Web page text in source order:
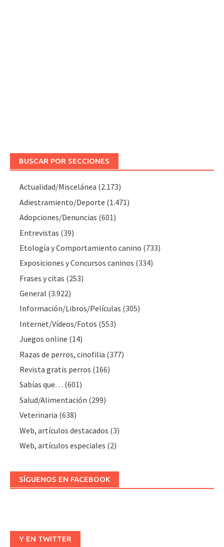
BUSCAR POR SECCIONES
Actualidad/Miscelánea (2.173)
Adiestramiento/Deporte (1.471)
Adopciones/Denuncias (601)
Entrevistas (39)
Etología y Comportamiento canino (733)
Exposiciones y Concursos caninos (334)
Frases y citas (253)
General (3.922)
Información/Libros/Películas (305)
Internet/Vídeos/Fotos (553)
Juegos online (14)
Razas de perros, cinofilia (377)
Revista gratis perros (166)
Sabías que… (601)
Salud/Alimentación (299)
Veterinaria (638)
Web, artículos destacados (3)
Web, artículos especiales (2)
SÍGUENOS EN FACEBOOK
Y EN TWITTER